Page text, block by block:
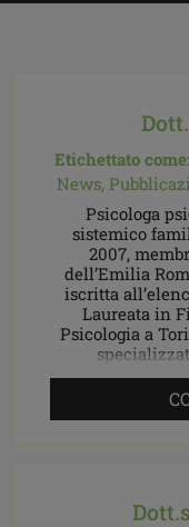
Etichettato come:
News,
Psicologa
sistemico
2007,
dell’Emilia
iscritta
Laureata in
Psicologia a
Relazionale